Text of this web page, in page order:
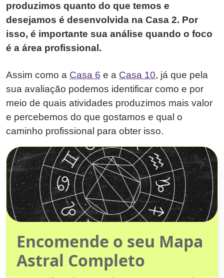
produzimos quanto do que temos e
desejamos é desenvolvida na Casa 2. Por
isso, é importante sua análise quando o foco
é a área profissional.
Assim como a Casa 6 e a Casa 10, já que pela
sua avaliação podemos identificar como e por
meio de quais atividades produzimos mais valor
e percebemos do que gostamos e qual o
caminho profissional para obter isso.
Encomende o seu Mapa
Astral Completo